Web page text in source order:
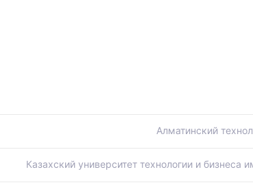
Алматинский
Казахский университет технологии и бизнеса